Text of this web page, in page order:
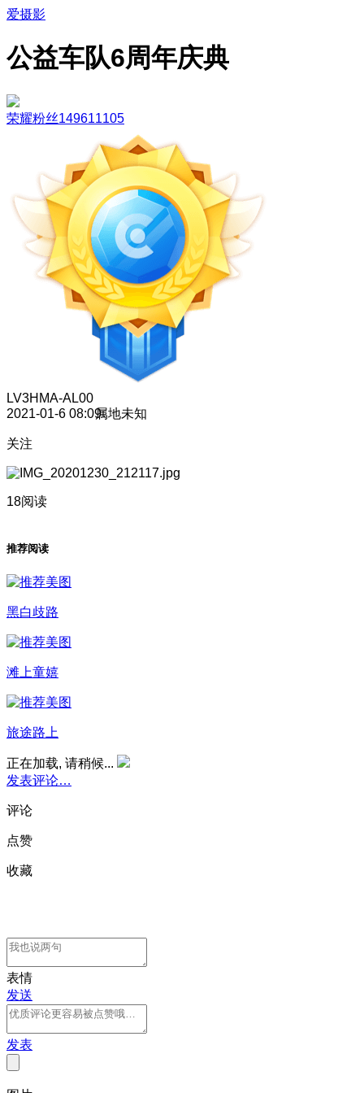
爱摄影
公益车队6周年庆典
荣耀粉丝149611105
LV3HMA-AL00
2021-01-6 08:09属地未知
关注
18阅读
推荐阅读
黑白歧路
滩上童嬉
旅途路上
正在加载, 请稍候...
发表评论…
评论
点赞
收藏
表情
发送
发表